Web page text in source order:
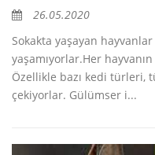
26.05.2020
Sokakta yaşayan
yaşamıyorlar.Her
Özellikle bazı kedi türleri,
çekiyorlar. Gülümser i...